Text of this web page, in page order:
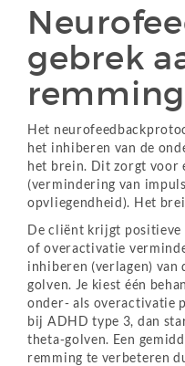
gebrek
remming
Het
het inhiberen van de
het brein. Dit zorgt voor
(vermindering van
opvliegendheid). Het
De cliënt krijgt positieve
of overactivatie
inhiberen (verlagen) van
golven. Je kiest één
onder- als overactivatie
bij ADHD type 3, dan
theta-golven. Een
remming te verbeteren